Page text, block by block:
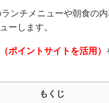
ンチメニューや朝食の
ーします。
ポイントサイトを活用）
もくじ